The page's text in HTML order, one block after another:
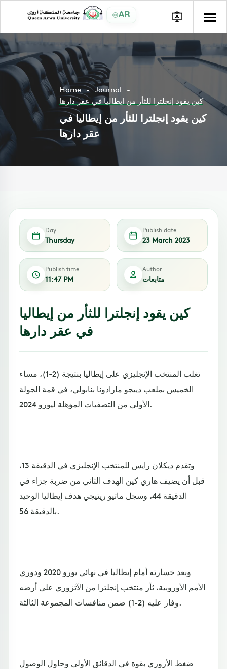
AR
Home
Journal
كين يقود إنجلترا للثأر من إيطاليا في عقر دارها
كين يقود إنجلترا للثأر من إيطاليا في
عقر دارها
Day
Thursday
Publish date
23 March 2023
Publish time
11:47 PM
Author
متابعات
كين يقود إنجلترا للثأر من إيطاليا
في عقر دارها
تغلب المنتخب الإنجليزي على إيطاليا بنتيجة (2-1)، مساء
الخميس بملعب دييجو مارادونا بنابولي، في قمة الجولة
الأولى من التصفيات المؤهلة ليورو 2024.
وتقدم ديكلان رايس للمنتخب الإنجليزي في الدقيقة 13،
قبل أن يضيف هاري كين الهدف الثاني من ضربة جزاء في
الدقيقة 44، وسجل ماتيو ريتيجي هدف إيطاليا الوحيد
بالدقيقة 56.
وبعد خسارته أمام إيطاليا في نهائي يورو 2020 ودوري
الأمم الأوروبية، ثأر منتخب إنجلترا من الآتزوري على أرضه
وفاز عليه (2-1) ضمن منافسات المجموعة الثالثة.
ضغط الأزوري بقوة في الدقائق الأولى وحاول الوصول